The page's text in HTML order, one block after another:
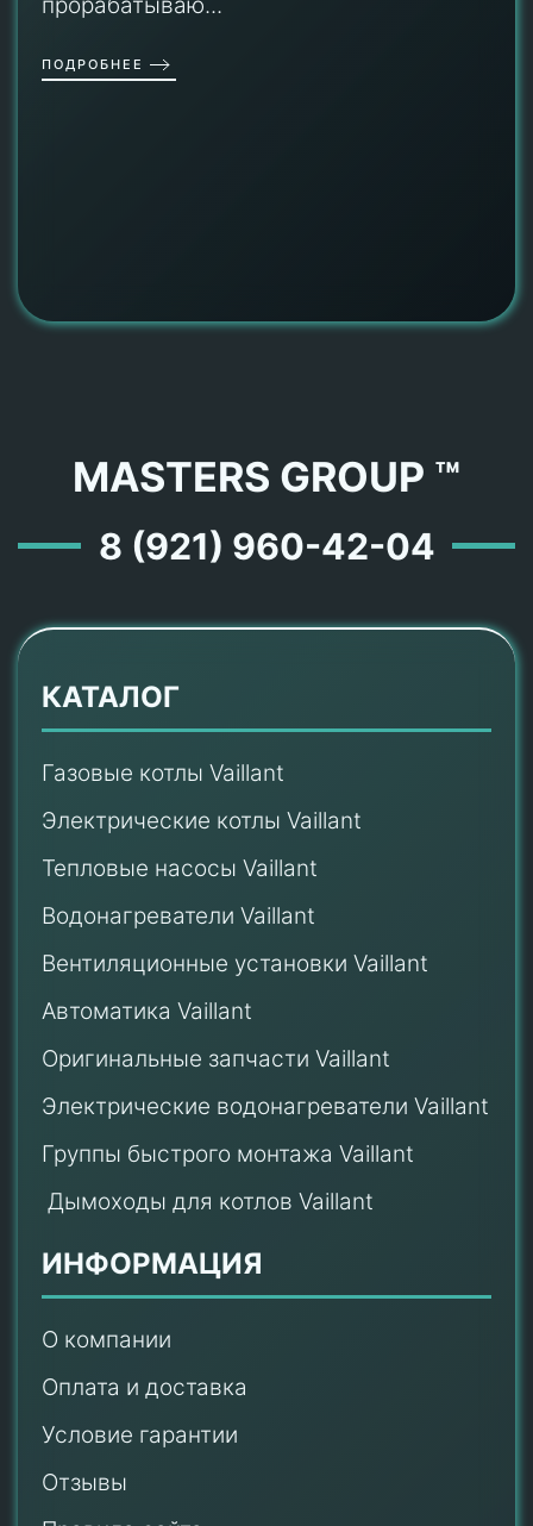
ПОДРОБНЕЕ
MASTERS GROUP ™
8 (921) 960-42-04
КАТАЛОГ
Газовые котлы Vaillant
Электрические котлы Vaillant
Тепловые насосы Vaillant
Водонагреватели Vaillant
Вентиляционные установки Vaillant
Автоматика Vaillant
Оригинальные запчасти Vaillant
Электрические водонагреватели Vaillant
Группы быстрого монтажа Vaillant
Дымоходы для котлов Vaillant
ИНФОРМАЦИЯ
О компании
Оплата и доставка
Условие гарантии
Отзывы